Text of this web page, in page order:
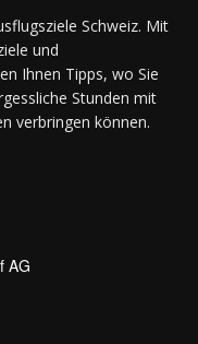
Schweiz. Mit
und
Ihnen Tipps, wo Sie
Stunden mit
verbringen können.
AG